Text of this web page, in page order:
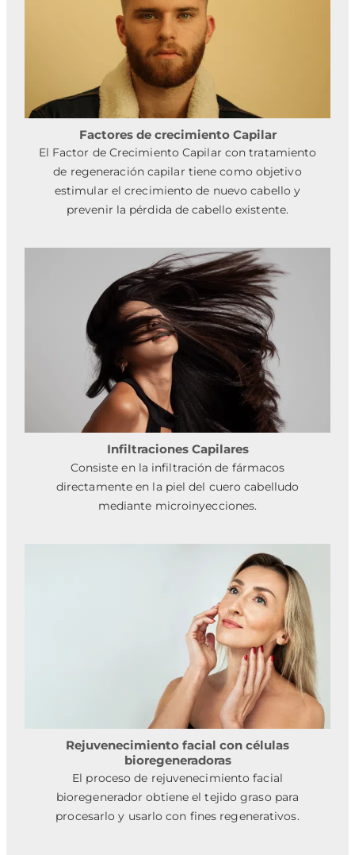
Factores de crecimiento Capilar
El Factor de Crecimiento Capilar con tratamiento
de regeneración capilar tiene como objetivo
estimular el crecimiento de nuevo cabello y
prevenir la pérdida de cabello existente.
Infiltraciones Capilares
Consiste en la infiltración de fármacos
directamente en la piel del cuero cabelludo
mediante microinyecciones.
Rejuvenecimiento facial con células
bioregeneradoras
El proceso de rejuvenecimiento facial
bioregenerador obtiene el tejido graso para
procesarlo y usarlo con fines regenerativos.